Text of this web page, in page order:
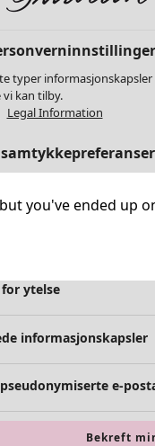
you've ended up
typer
kan tilby.
Legal Information
ytelse
informasjonskapsler
e-
Bekreft